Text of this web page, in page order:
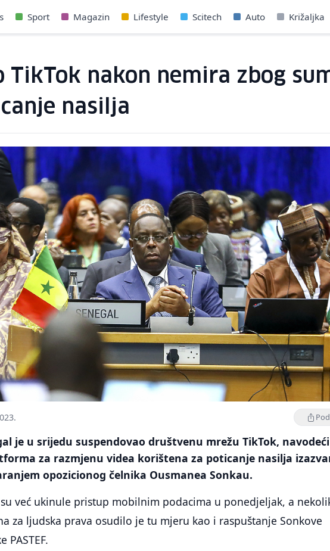
Sport Magazin Lifestyle Scitech Auto Križaljka
TikTok nakon nemira zbog
nasilja
je u srijedu suspendovao društvenu mrežu TikTok,
za razmjenu videa korištena za poticanje nasilja
opozicionog čelnika Ousmanea Sonkau.
već ukinule pristup mobilnim podacima u ponedjeljak, a
za ljudska prava osudilo je tu mjeru kao i raspuštanje Sonkove
PASTEF.